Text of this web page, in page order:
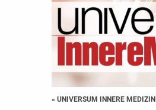
« UNIVERSUM INNERE MEDIZIN